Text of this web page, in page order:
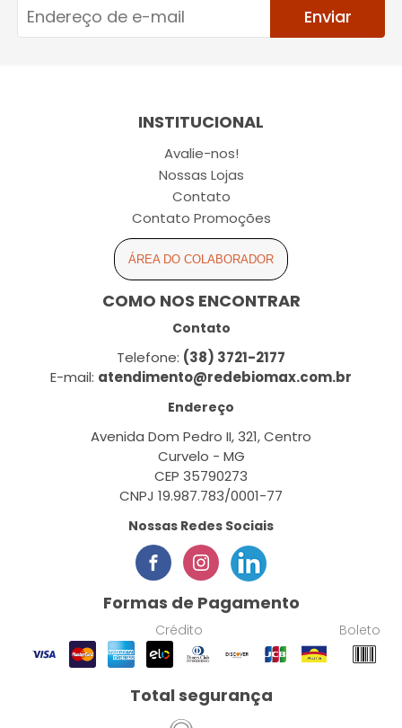
Enviar
INSTITUCIONAL
Avalie-nos!
Nossas Lojas
Contato
Contato Promoções
ÁREA DO COLABORADOR
COMO NOS ENCONTRAR
Contato
Telefone: (38) 3721-2177
E-mail: atendimento@redebiomax.com.br
Endereço
Avenida Dom Pedro II, 321, Centro
Curvelo - MG
CEP 35790273
CNPJ 19.987.783/0001-77
Nossas Redes Sociais
Formas de Pagamento
Crédito Boleto
Total segurança